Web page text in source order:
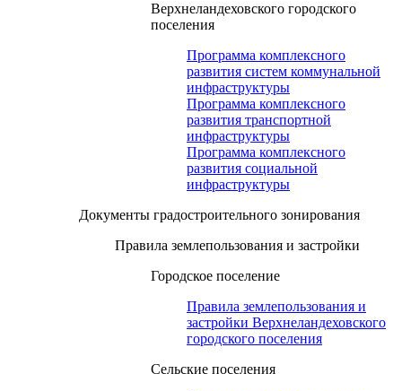
Верхнеландеховского городского
поселения
Программа комплексного
развития систем коммунальной
инфраструктуры
Программа комплексного
развития транспортной
инфраструктуры
Программа комплексного
развития социальной
инфраструктуры
Документы градостроительного зонирования
Правила землепользования и застройки
Городское поселение
Правила землепользования и
застройки Верхнеландеховского
городского поселения
Сельские поселения